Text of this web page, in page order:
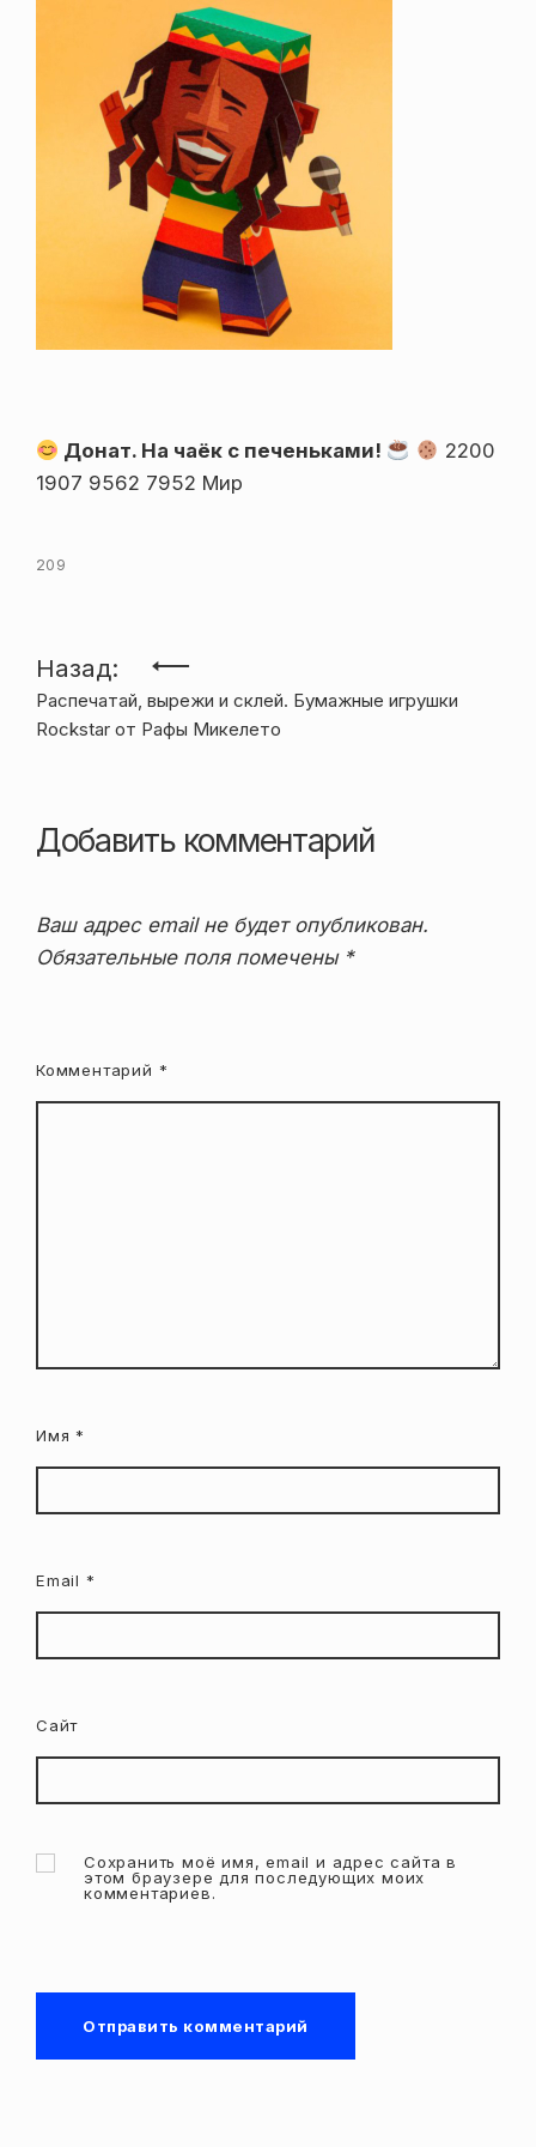
Донат. На чаёк с печеньками!
2200
1907 9562 7952 Мир
209
Навигация
по
Назад:
Распечатай, вырежи и склей. Бумажные игрушки
Rockstar от Рафы Микелето
Добавить комментарий
Ваш адрес email не будет опубликован.
Обязательные поля помечены *
Комментарий *
Имя *
Email *
Сайт
Сохранить моё имя, email и адрес сайта в
этом браузере для последующих моих
комментариев.